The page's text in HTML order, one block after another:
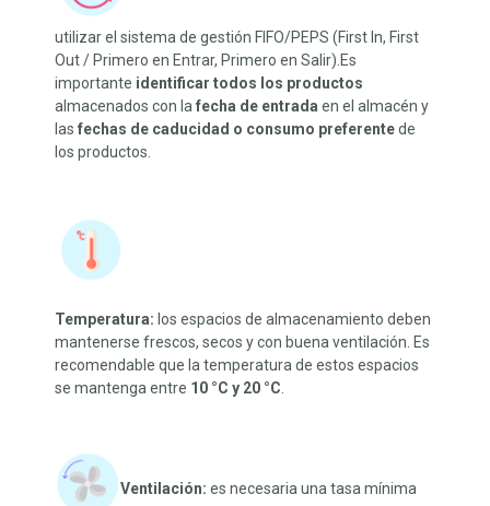
utilizar el sistema de gestión FIFO/PEPS (First In, First
Out / Primero en Entrar, Primero en Salir).Es
importante identificar todos los productos
almacenados con la fecha de entrada en el almacén y
las fechas de caducidad o consumo preferentede
los productos.
Temperatura: los espacios de almacenamiento deben
mantenerse frescos, secos y con buena ventilación. Es
recomendable que la temperatura de estos espacios
se mantenga entre 10 °C y 20 °C
Ventilación: es necesaria una tasa mínima